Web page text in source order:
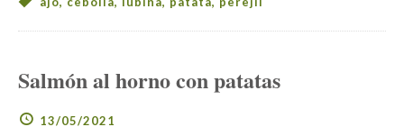
Salmón al horno con patatas
13/05/2021